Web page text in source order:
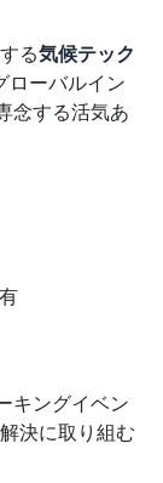
る気候テック
ローバルイン
念する活気あ
キングイベン
決に取り組む